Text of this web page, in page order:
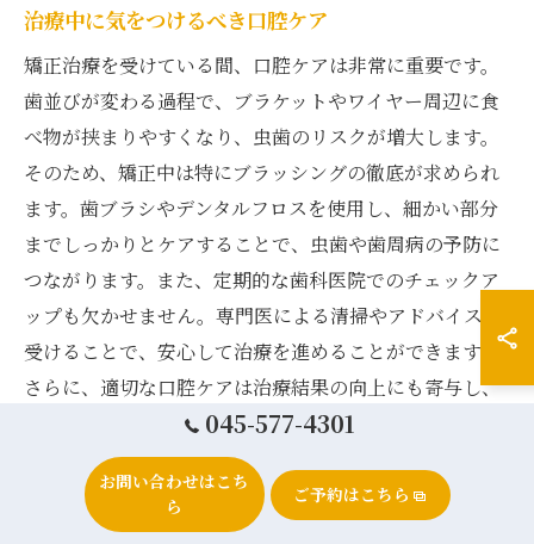
治療中に気をつけるべき口腔ケア
矯正治療を受けている間、口腔ケアは非常に重要です。
歯並びが変わる過程で、ブラケットやワイヤー周辺に食
べ物が挟まりやすくなり、虫歯のリスクが増大します。
そのため、矯正中は特にブラッシングの徹底が求められ
ます。歯ブラシやデンタルフロスを使用し、細かい部分
までしっかりとケアすることで、虫歯や歯周病の予防に
つながります。また、定期的な歯科医院でのチェックア
ップも欠かせません。専門医による清掃やアドバイスを
受けることで、安心して治療を進めることができます。
さらに、適切な口腔ケアは治療結果の向上にも寄与し、
理想の歯並びを早く手に入れるための鍵となります。矯
正期間中のケアを怠らず、健康な口腔環境を維持してい
きましょう。
045-577-4301
お問い合わせはこち
ら
ご予約はこちら